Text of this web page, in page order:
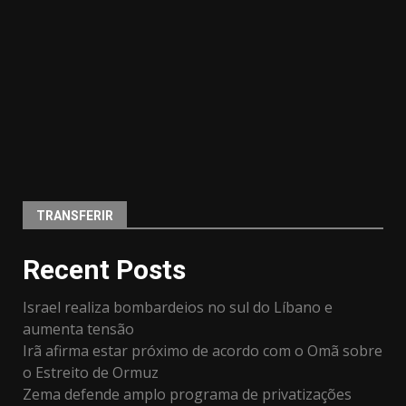
TRANSFERIR
Recent Posts
Israel realiza bombardeios no sul do Líbano e
aumenta tensão
Irã afirma estar próximo de acordo com o Omã sobre
o Estreito de Ormuz
Zema defende amplo programa de privatizações